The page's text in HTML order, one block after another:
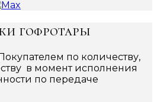
гофротары
по количеству,
в момент исполнения
по передаче